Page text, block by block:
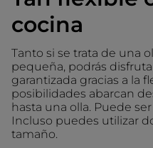
cocina
Tanto si se trata de una
pequeña, podrás
garantizada gracias a la
posibilidades abarcan
hasta una olla. Puede
Incluso puedes utilizar
tamaño.